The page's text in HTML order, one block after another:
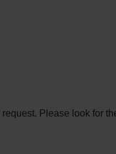
Please look for